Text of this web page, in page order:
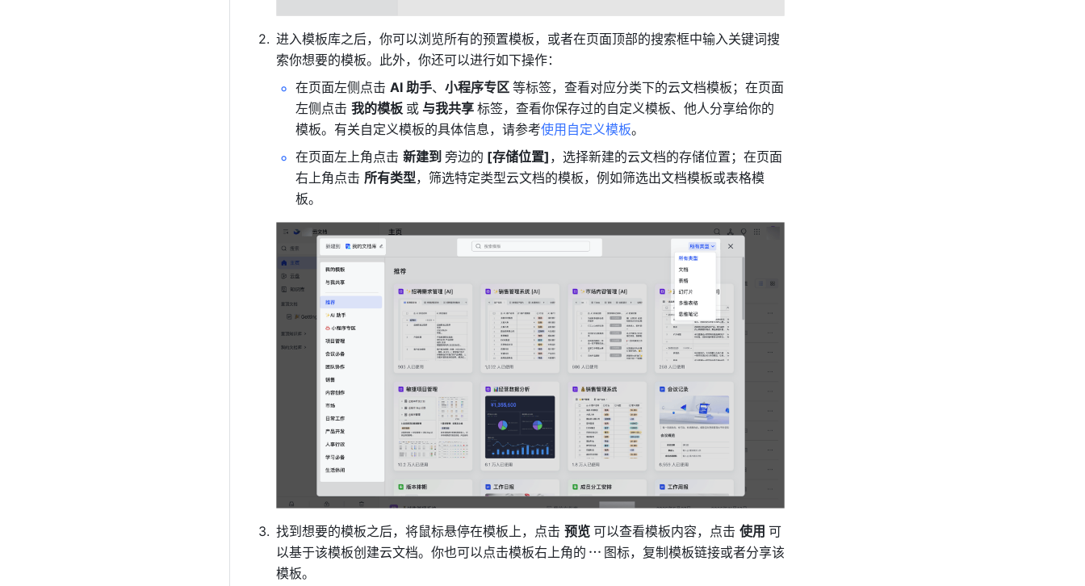
进入模板库之后，你可以浏览所有的预置模板，或者在页面顶部的搜索框中输入关键词搜
索你想要的模板。此外，你还可以进行如下操作：
在页面左侧点击 AI 助手、 小程序专区 等标签，查看对应分类下的云文档模板； 在页面
左侧点击 我的模板 或 与我共享 标签，查看你保存过的自定义模板、他人分享给你的
模板。有关自定义模板的具体信息，请参考使用自定义模板。
在页面左上角点击 新建到 旁边的 [存储位置] ， 选择新建的云文档的存储位置；在页面
右上角点击 所有类型，筛选特定类型云文档的模板，例如筛选出文档模板或表格模
板。
找到想要的模板之后， 将鼠标悬停在模板上，点击 预览 可以查看模板内容，点击 使用 可
以基于该模板创建云文档。你也可以点击模板右上角的
图标，复制模板链接或者分享该
模板。